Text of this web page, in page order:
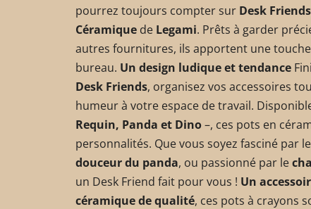
pourrez toujours compter sur Desk Friends
Céramique de Legami. Prêts à garder
autres fournitures, ils apportent une
bureau. Un design ludique et tendance
Desk Friends, organisez vos accessoires
humeur à votre espace de travail.
Requin, Panda et Dino–, ces pots en
personnalités. Que vous soyez fasciné par le
douceur du panda, ou passionné par le
un Desk Friend fait pour vous ! Un
céramique de qualité, ces pots à crayons